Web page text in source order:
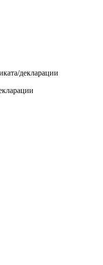
декларации